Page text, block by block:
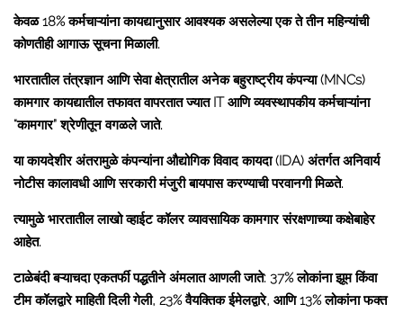
केवळ 18% कर्मचाऱ्यांना कायद्यानुसार आवश्यक असलेल्या एक ते तीन महिन्यांची
कोणतीही आगाऊ सूचना मिळाली.
भारतातील तंत्रज्ञान आणि सेवा क्षेत्रातील अनेक बहुराष्ट्रीय कंपन्या (MNCs)
कामगार कायद्यातील तफावत वापरतात ज्यात IT आणि व्यवस्थापकीय कर्मचाऱ्यांना
“कामगार” श्रेणीतून वगळले जाते.
या कायदेशीर अंतरामुळे कंपन्यांना औद्योगिक विवाद कायदा (IDA) अंतर्गत अनिवार्य
नोटीस कालावधी आणि सरकारी मंजुरी बायपास करण्याची परवानगी मिळते.
त्यामुळे भारतातील लाखो व्हाईट कॉलर व्यावसायिक कामगार संरक्षणाच्या कक्षेबाहेर
आहेत.
टाळेबंदी बऱ्याचदा एकतर्फी पद्धतीने अंमलात आणली जाते: 37% लोकांना झूम किंवा
टीम कॉलद्वारे माहिती दिली गेली, 23% वैयक्तिक ईमेलद्वारे, आणि 13% लोकांना फक्त